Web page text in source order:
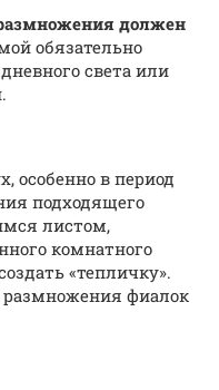
должен
обязательно
света или
особенно в период
подходящего
листом,
комнатного
«тепличку».
фиалок